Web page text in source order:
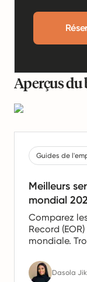
Aperçus du
Guides de
Meilleurs
mondial
Comparez
Record
mondiale.
gestion des
conformité
Dasola